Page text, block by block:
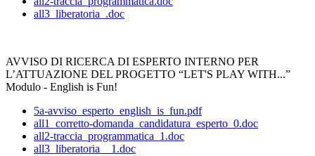
all3_liberatoria_.doc
AVVISO DI RICERCA DI ESPERTO INTERNO PER
L’ATTUAZIONE DEL PROGETTO “LET'S PLAY WITH...”
Modulo - English is Fun!
5a-avviso_esperto_english_is_fun.pdf
all1_corretto-domanda_candidatura_esperto_0.doc
all2-traccia_programmatica_1.doc
all3_liberatoria__1.doc